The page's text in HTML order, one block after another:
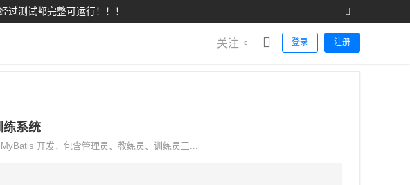
测试都完整可运行！！！
登录 注册
关注
系统
开发，包含管理员、教练员、训练员三...